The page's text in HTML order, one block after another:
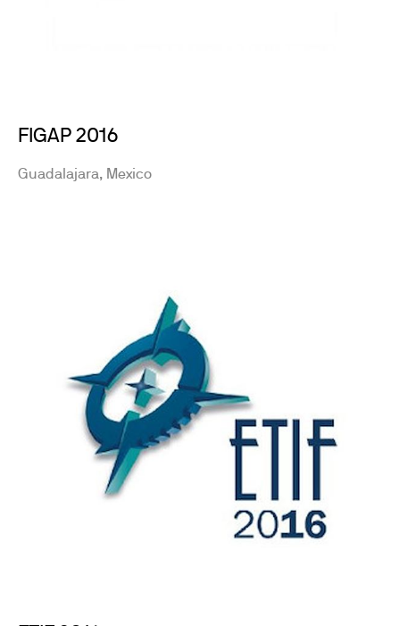
FIGAP 2016
Guadalajara, Mexico